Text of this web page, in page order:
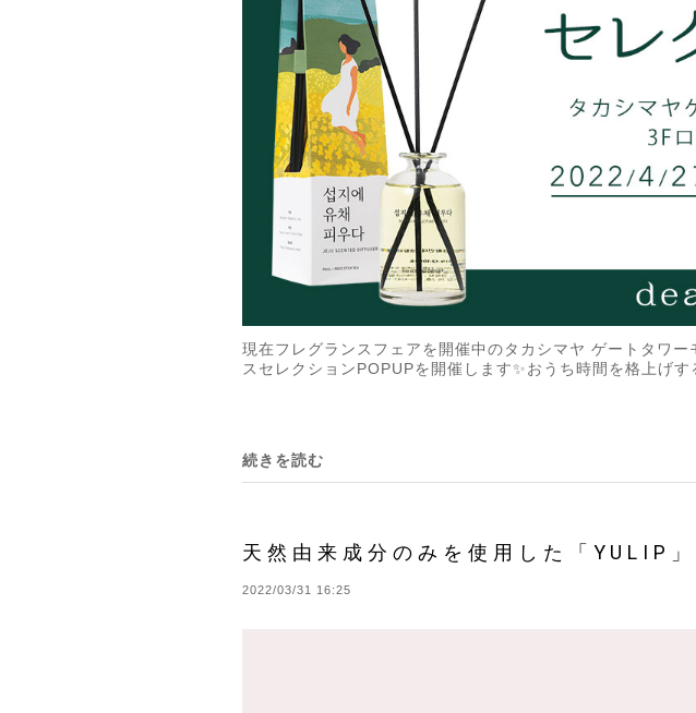
現在フレグランスフェアを開催中のタカシマヤ ゲートタワ
スセレクションPOPUPを開催します✨おうち時間を格上げ
続きを読む
天然由来成分のみを使用した「YULIP
2022/03/31 16:25